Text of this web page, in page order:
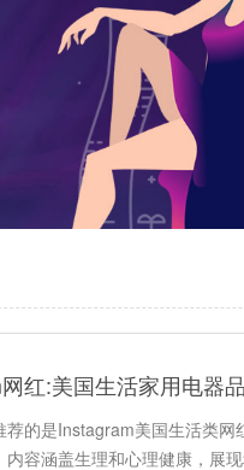
红:美国生活家用电器
荐的是Instagram美国生活类
容涵盖生理和心理健康，展现